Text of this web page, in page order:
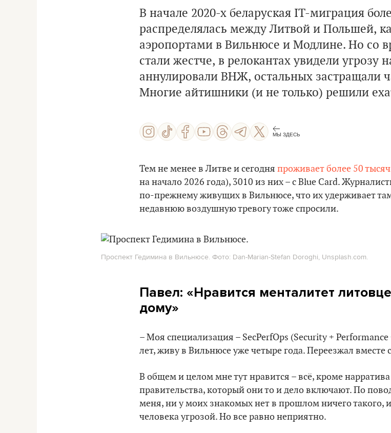
В начале 2020-х беларуская IT-миграция
распределялась между Литвой и Польшей,
аэропортами в Вильнюсе и Модлине. Но со
стали жестче, в релокантах увидели угрозу
аннулировали ВНЖ, остальных застращали
Многие айтишники (и не только) решили
МЫ ЗДЕСЬ
Тем не менее в Литве и сегодня проживает более 50
на начало 2026 года), 3010 из них – с Blue Card.
по-прежнему живущих в Вильнюсе, что их удерживает
недавнюю воздушную тревогу тоже спросили.
Проспект Гедимина в Вильнюсе. Фото: Dan-Marian-Stefan Doroghi, Unsplash.com.
Павел: «Нравится менталитет
дому»
– Моя специализация – SecPerfOps (Security +
лет, живу в Вильнюсе уже четыре года. Переезжал
В общем и целом мне тут нравится – всё, кроме
правительства, который они то и дело включают. По
меня, ни у моих знакомых нет в прошлом ничего такого,
человека угрозой. Но все равно неприятно.